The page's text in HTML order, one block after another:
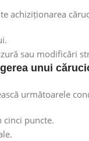
achiziționarea
sau modificări
unui
următoarele
cinci puncte.